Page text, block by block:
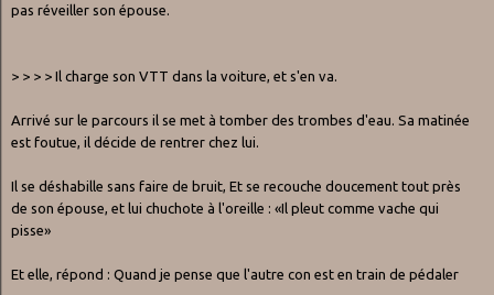
pas réveiller son épouse.
> > > > Il charge son VTT dans la voiture, et s'en va.
Arrivé sur le parcours il se met à tomber des trombes d'eau. Sa matinée
est foutue, il décide de rentrer chez lui.
Il se déshabille sans faire de bruit, Et se recouche doucement tout près
de son épouse, et lui chuchote à l'oreille : «Il pleut comme vache qui
pisse»
Et elle, répond : Quand je pense que l'autre con est en train de pédaler